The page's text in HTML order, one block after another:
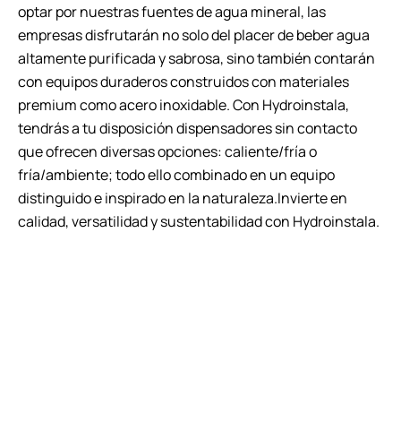
optar por nuestras fuentes de agua mineral, las
empresas disfrutarán no solo del placer de beber agua
altamente purificada y sabrosa, sino también contarán
con equipos duraderos construidos con materiales
premium como acero inoxidable. Con Hydroinstala,
tendrás a tu disposición dispensadores sin contacto
que ofrecen diversas opciones: caliente/fría o
fría/ambiente; todo ello combinado en un equipo
distinguido e inspirado en la naturaleza.Invierte en
calidad, versatilidad y sustentabilidad con Hydroinstala.